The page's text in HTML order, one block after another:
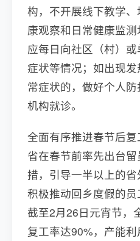
构，不开展线下教学
康观察和日常健康监测
应每日向社区（村）或
症状等情况；如出现
常症状的，做好个人
机构就诊。
全面有序推进春节后
省在春节前率先出台
措，引导一半以上的
积极推动回乡度假的员
截至2月26日元宵节，
复工率达90%，产能